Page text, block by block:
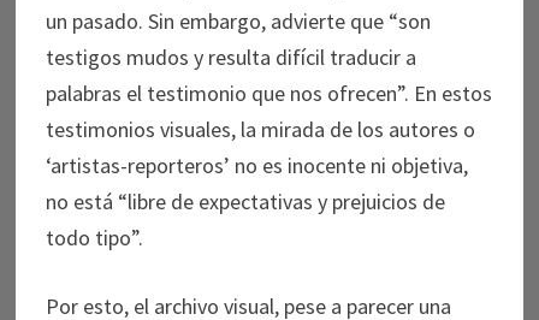
un pasado. Sin embargo, advierte que “son
testigos mudos y resulta difícil traducir a
palabras el testimonio que nos ofrecen”. En estos
testimonios visuales, la mirada de los autores o
‘artistas-reporteros’ no es inocente ni objetiva,
no está “libre de expectativas y prejuicios de
todo tipo”.
Por esto, el archivo visual, pese a parecer una